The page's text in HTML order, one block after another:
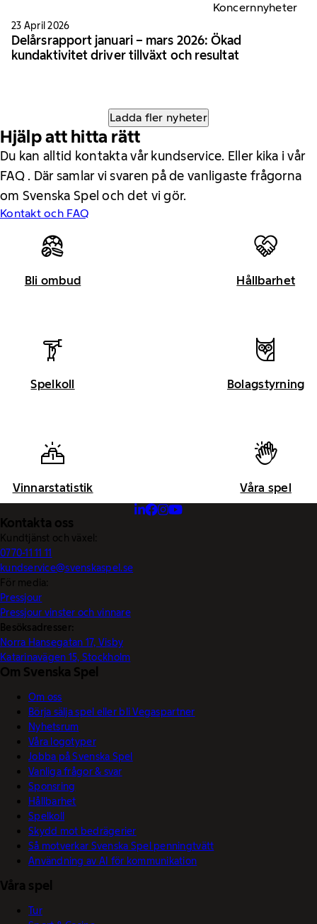
Koncernnyheter
23 April 2026
Delårsrapport januari – mars 2026: Ökad
kundaktivitet driver tillväxt och resultat
Ladda fler nyheter
Hjälp att hitta rätt
Du kan alltid kontakta vår kundservice. Eller kika i vår
FAQ . Där samlar vi svaren på de vanligaste frågorna
om Svenska Spel och det vi gör.
Kontakt och FAQ
Bli ombud Hållbarhet
Spelkoll Bolagstyrning
Vinnarstatistik Våra spel
Kontakta oss
Kundtjänst och växel:
0770-11 11 11
kundservice@svenskaspel.se
För media:
Pressjour
Pressjour vinster och vinnare
Besöksadresser:
Norra Hansegatan 17, Visby
Katarinavägen 15, Stockholm
Om Svenska Spel
Om oss
Börja sälja spel eller bli Vegaspartner
Nyhetsrum
Våra logotyper
Jobba på Svenska Spel
Vanliga frågor & svar
Sponsring
Hållbarhet
Spelkoll
Skydd mot bedrägerier
Så motverkar Svenska Spel penningtvätt
Användning av AI för kommunikation
Våra spel
Tur